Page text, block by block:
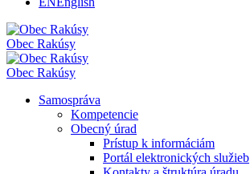
Obec Rakúsy
Obec Rakúsy
Samospráva
Kompetencie
Obecný úrad
Prístup k informáciám
Portál elektronických služieb